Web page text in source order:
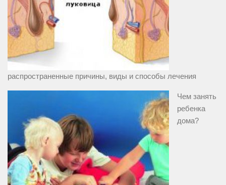
распространенные причины, виды и способы лечения
Чем занять
ребенка
дома?